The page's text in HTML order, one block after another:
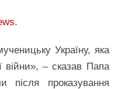
.
Україну, яка
війни», – сказав Папа
після проказування